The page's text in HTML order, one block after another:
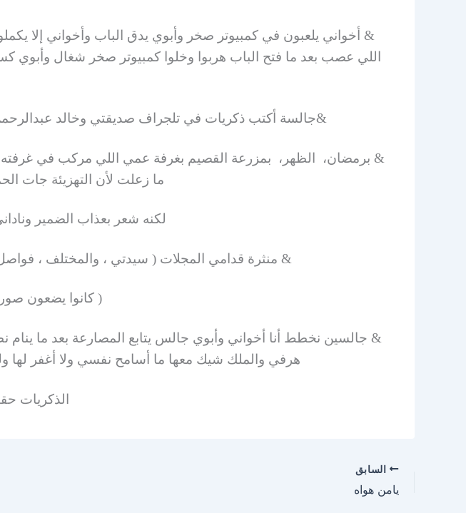
& أخواني يلعبون في كمبيوتر صخر وأبوي يدق الباب وأخواني إلا
اللي عصب بعد ما فتح الباب هربوا وخلوا كمبيوتر صخر شغال
&جالسة أكتب ذكريات في تلجراف صديقتي وخالد
& برمضان، الظهر، بمزرعة القصيم بغرفة عمي اللي مركب في
ما زعلت لأن التهزيئة جات
لكنه شعر بعذاب الضمير
& منثرة قدامي المجلات ( سيدتي ، والمختلف ،
( كانوا يضعون
& جالسين نخطط أنا أخواني وأبوي جالس يتابع المصارعة بعد ما
هرفي والملك شيك معها ما أسامح نفسي ولا أغفر لها
الذكريات
السابق
يامن هواه